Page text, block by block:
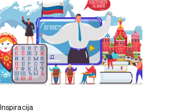
Inspiracija